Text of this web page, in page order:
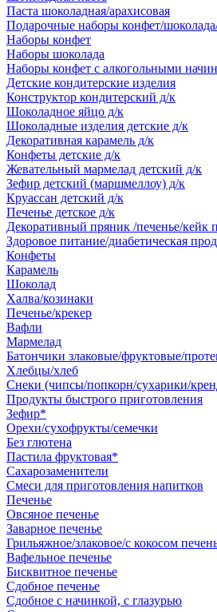
Паста шоколадная/арахисовая
Подарочные наборы конфет/
Наборы конфет
Наборы шоколада
Наборы конфет с алкогольными
Детские кондитерские изделия
Конструктор кондитерский д/к
Шоколадное яйцо д/к
Шоколадные изделия детские д/к
Декоративная карамель д/к
Конфеты детские д/к
Жевательный мармелад детский д/к
Зефир детский (маршмеллоу) д/к
Круассан детский д/к
Печенье детское д/к
Декоративный пряник /печенье/кейк
Здоровое питание/диабетическая
Конфеты
Карамель
Шоколад
Халва/козинаки
Печенье/крекер
Вафли
Мармелад
Батончики злаковые/фруктовые/
Хлебцы/хлеб
Снеки (чипсы/попкорн/сухарики/
Продукты быстрого приготовления
Зефир*
Орехи/сухофрукты/семечки
Без глютена
Пастила фруктовая*
Сахарозаменители
Смеси для приготовления напитков
Печенье
Овсяное печенье
Заварное печенье
Грильяжное/злаковое/с кокосом
Вафельное печенье
Бисквитное печенье
Сдобное печенье
Сдобное с начинкой, с глазурью